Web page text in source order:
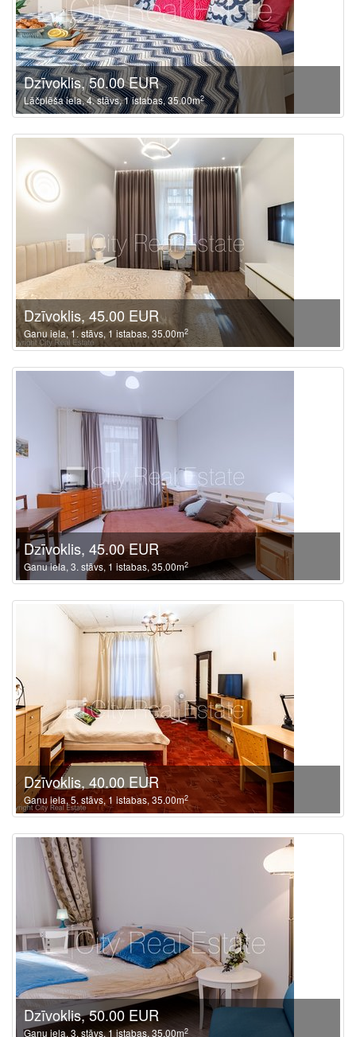
Dzīvoklis, 50.00 EUR
Lāčplēša iela, 4. stāvs, 1 istabas, 35.00m2
Dzīvoklis, 45.00 EUR
Ganu iela, 1. stāvs, 1 istabas, 35.00m2
Dzīvoklis, 45.00 EUR
Ganu iela, 3. stāvs, 1 istabas, 35.00m2
Dzīvoklis, 40.00 EUR
Ganu iela, 5. stāvs, 1 istabas, 35.00m2
Dzīvoklis, 50.00 EUR
Ganu iela, 3. stāvs, 1 istabas, 35.00m2